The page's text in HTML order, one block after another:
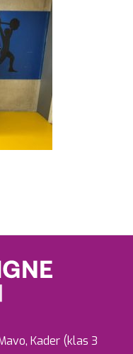
Kader (klas 3